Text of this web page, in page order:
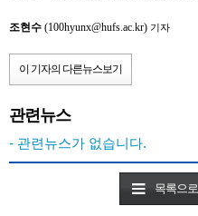
조현수 (100hyunx@hufs.ac.kr) 기자
이 기자의 다른뉴스보기
관련뉴스
- 관련뉴스가 없습니다.
목록으로